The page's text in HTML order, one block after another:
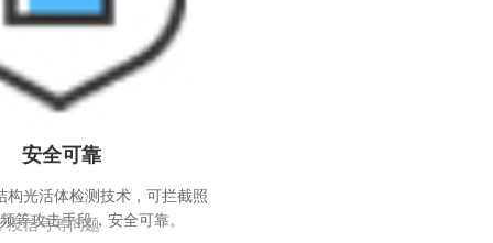
安全可靠
构光活体检测技术，可拦截照
等攻击手段，安全可靠。
没信号等问题